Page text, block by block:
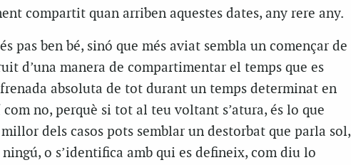
compartit quan arriben aquestes dates, any rere any.
pas ben bé, sinó que més aviat sembla un començar de
d’una manera de compartimentar el temps que es
absoluta de tot durant un temps determinat en
no, perquè si tot al teu voltant s’atura, és lo que
dels casos pots semblar un destorbat que parla sol,
o s’identifica amb qui es defineix, com diu lo